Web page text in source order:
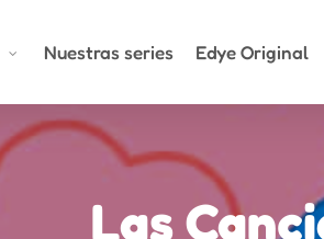
Nuestras series Edye Original
Las